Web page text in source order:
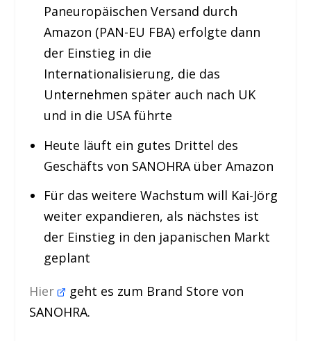
Paneuropäischen Versand durch
Amazon (PAN-EU FBA) erfolgte dann
der Einstieg in die
Internationalisierung, die das
Unternehmen später auch nach UK
und in die USA führte
Heute läuft ein gutes Drittel des
Geschäfts von SANOHRA über Amazon
Für das weitere Wachstum will Kai-Jörg
weiter expandieren, als nächstes ist
der Einstieg in den japanischen Markt
geplant
Hier
geht es zum Brand Store von
SANOHRA.